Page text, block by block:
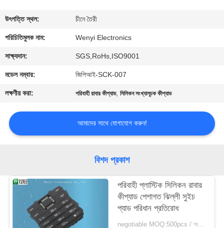
যোগাযোগ
করুন
উদ্ধৃতির
আবেদন
ম্যাপ
PRIVACY
POLICY
উৎপত্তি স্থল: চীনে তৈরী
পরিচিতিমুলক নাম: Wenyi Electronics
সাক্ষ্যদান: SGS,RoHs,ISO9001
মডেল নম্বার: জিপিআই-SCK-007
লক্ষণীয় করা: পরিবাহী রাবার কীপ্যাড,সিলিকন সংখ্যাসূচক কীপ্যাড
আমাদের সাথে যোগাযোগ করুন!
বিশদ প্রকাশ
পরিবাহী প্লাস্টিক সিলিকন রাবার
কীপ্যাড পেশাগত ঝিল্লী সুইচ
প্যাড পরিধান প্রতিরোধ
negotiable MOQ:500pcs / অনেক